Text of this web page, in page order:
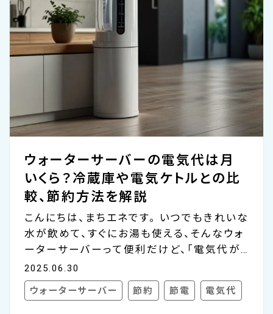
ょっとした...
ウォーターサーバーの電気代は月
いくら？冷蔵庫や電気ケトルとの比
較、節約方法を解説
こんにちは、まちエネです。 いつでもきれいな
水が飲めて、すぐにお湯も使える、そんなウォ
ーターサーバーって便利だけど、「電気代が
高そう…」と思ったことはありませんか？ これ
から導入を考えている方はもちろん、すでに
使っている方でも、「実際、月にどれくらいか
2025.06.30
ウォーターサーバー 節約 節電 電気代